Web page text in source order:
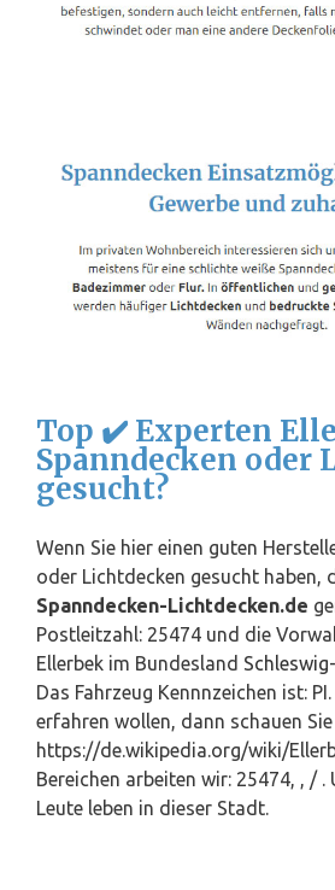
Top ✔️ Experten
Spanndecken oder
gesucht?
Wenn Sie hier einen guten
oder Lichtdecken gesucht haben,
Spanndecken-Lichtdecken.de
Postleitzahl: 25474 und die
Ellerbek im Bundesland
Das Fahrzeug Kennnzeichen ist:
erfahren wollen, dann schauen
https://de.wikipedia.org/wiki/
Bereichen arbeiten wir: 25474, , / .
Leute leben in dieser Stadt.